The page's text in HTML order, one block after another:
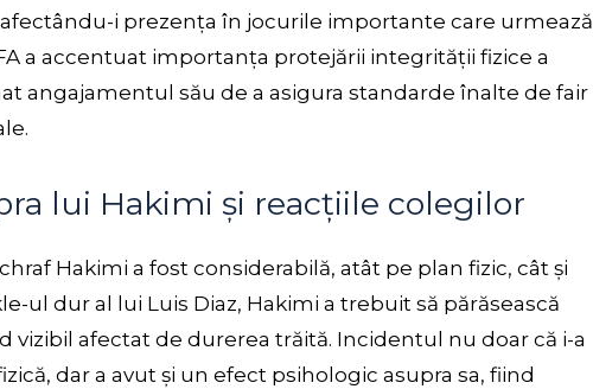
i prezența în jocurile importante care urmează
a accentuat importanța protejării integrității fizice a
angajamentul său de a asigura standarde înalte de fair
lui Hakimi și reacțiile colegilor
Hakimi a fost considerabilă, atât pe plan fizic, cât și
ul dur al lui Luis Diaz, Hakimi a trebuit să părăsească
vizibil afectat de durerea trăită. Incidentul nu doar că i-a
dar a avut și un efect psihologic asupra sa, fiind